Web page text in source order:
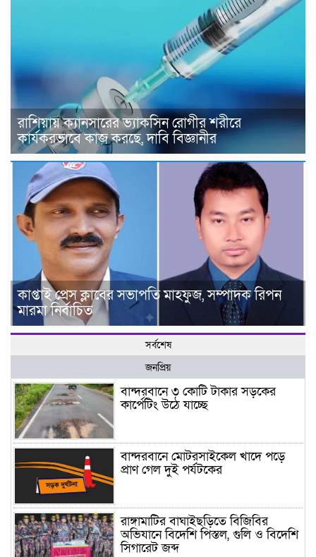
রাশিয়ায় ক্যানসারের ভ্যাকসিন রোগীর শরীরে
কার্যকরভাবে কাজ করছে, দাবি বিজ্ঞানীর
কাপ্তাই প্রেস ক্লাবের সভাপতি মাহফুজ, সম্পাদক রিপন
মারমা নির্বাচিত
সর্বশেষ
জনপ্রিয়
বান্দরবানে ৩ কোটি টাকার সড়কের
কার্পেটিং উঠে যাচ্ছে
বান্দরবানে মোটরসাইকেল খাদে পড়ে
প্রাণ গেল দুই পর্যটকের
রাঙ্গামাটির বাঘাইছড়িতে বিজিবির
অভিযানে বিদেশি পিস্তল, গুলি ও বিদেশি
সিগারেট জব্দ